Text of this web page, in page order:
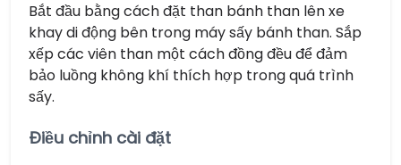
Bắt đầu bằng cách đặt than bánh than lên xe
khay di động bên trong máy sấy bánh than. Sắp
xếp các viên than một cách đồng đều để đảm
bảo luồng không khí thích hợp trong quá trình
sấy.
Điều chỉnh cài đặt